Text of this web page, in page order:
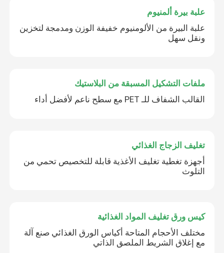
علبة بيرة ألمنيوم
علبة البيرة من الألومنيوم خفيفة الوزن ومدمجة لتخزين
ونقل سهل
ملفات التشكيل المسبقة من البلاستيك
القالب الشفاف للـ PET مع سطح ناعم لأفضل أداء
تغليف الزجاج الغذائي
أجهزة تغطية تغليف الأغذية قابلة للتخصيص تحمي من
التلوث
كيس ورق تغليف المواد الغذائية
مختلف الأحجام المتاحة أكياس الورق الغذائي صنع آلة
مع إغلاق الشريط الملصق الذاتي